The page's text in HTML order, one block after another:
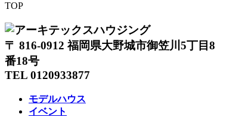
TOP
〒 816-0912 福岡県大野城市御笠川5丁目8
番18号
TEL 0120933877
モデルハウス
イベント